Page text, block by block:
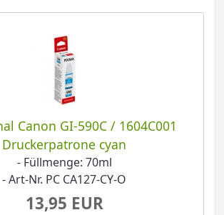
Canon GI-590C / 1604C001
Druckerpatrone cyan
- Füllmenge: 70ml
- Art-Nr. PC CA127-CY-O
13,95 EUR